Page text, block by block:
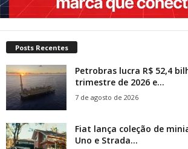
Posts Recentes
Petrobras lucra R$ 52,4
trimestre de 2026 e...
7 de agosto de 2026
Fiat lança coleção de
Uno e Strada...